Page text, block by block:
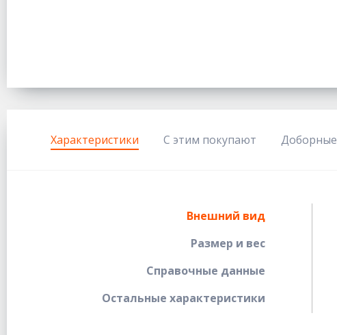
Характеристики С этим покупают Доборные
Внешний вид
Размер и вес
Справочные данные
Остальные характеристики